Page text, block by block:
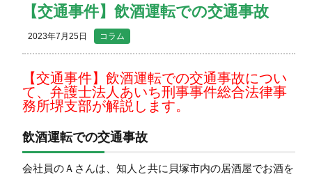
【交通事件】飲酒運転での交通事故
2023年7月25日 コラム
【交通事件】飲酒運転での交通事故につい
て、弁護士法人あいち刑事事件総合法律事
務所堺支部が解説します。
飲酒運転での交通事故
会社員のＡさんは、知人と共に貝塚市内の居酒屋でお酒を